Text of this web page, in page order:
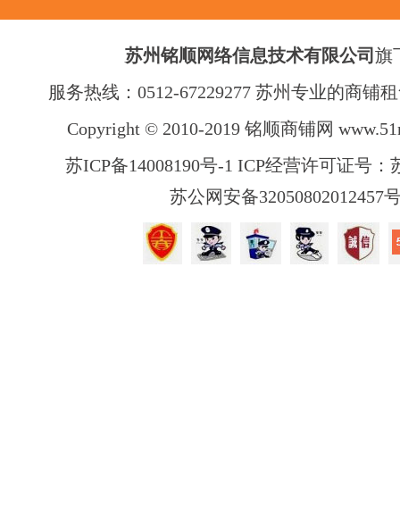
苏州铭顺网络信息技术有限公司 旗
服务热线：0512-67229277 苏州专业的商铺
Copyright © 2010-2019 铭顺商铺网
苏ICP备14008190号-1 ICP经营许可证号：
苏公网安备32050802012457